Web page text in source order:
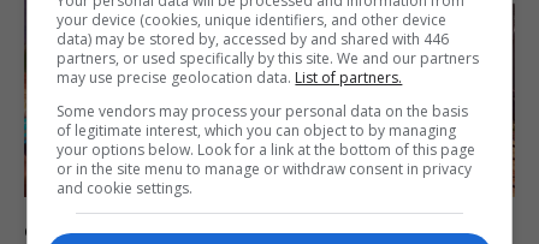
Comente esta notícia no Fórum Outer Space
your device (cookies, unique identifiers, and other device
data) may be stored by, accessed by and shared with 446
partners, or used specifically by this site. We and our partners
may use precise geolocation data. List of partners.
Some vendors may process your personal data on the basis
of legitimate interest, which you can object to by managing
your options below. Look for a link at the bottom of this page
or in the site menu to manage or withdraw consent in privacy
and cookie settings.